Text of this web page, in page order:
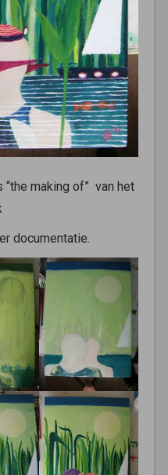
“the making of” van het
documentatie.